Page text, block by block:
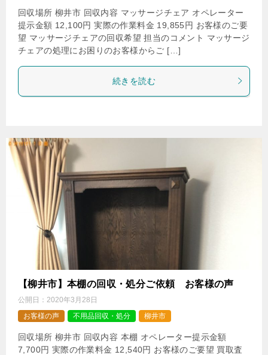
回収場所 柳井市 回収内容 マッサージチェア オペレーター
提示金額 12,100円 実際の作業料金 19,855円 お客様のご要
望 マッサージチェアの回収希望 担当のコメント マッサージ
チェアの処理にお困りのお客様からご […]
続きを読む
【柳井市】本棚の回収・処分ご依頼 お客様の声
公開日： 2020年3月28日
お客様の声
不用品回収・処分 柳井市
回収場所 柳井市 回収内容 本棚 オペレーター提示金額
7,700円 実際の作業料金 12,540円 お客様のご要望 買取査